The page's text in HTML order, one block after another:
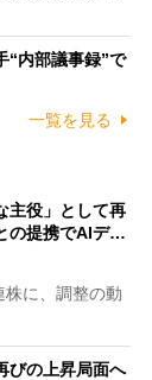
“内部議事録”で
一覧を見る
主役」として再
の提携でAIデ…
に、調整の動
びの上昇局面へ